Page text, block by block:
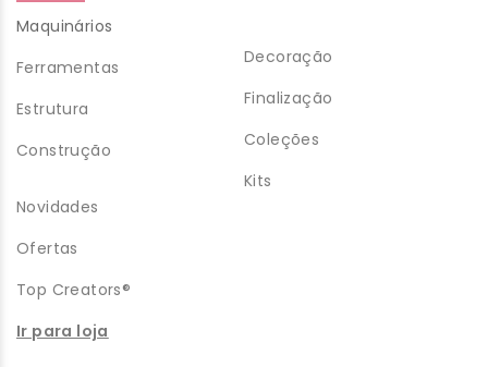
Maquinários
Ferramentas
Estrutura
Construção
Decoração
Finalização
Coleções
Kits
Novidades
Ofertas
Top Creators®
Ir para loja